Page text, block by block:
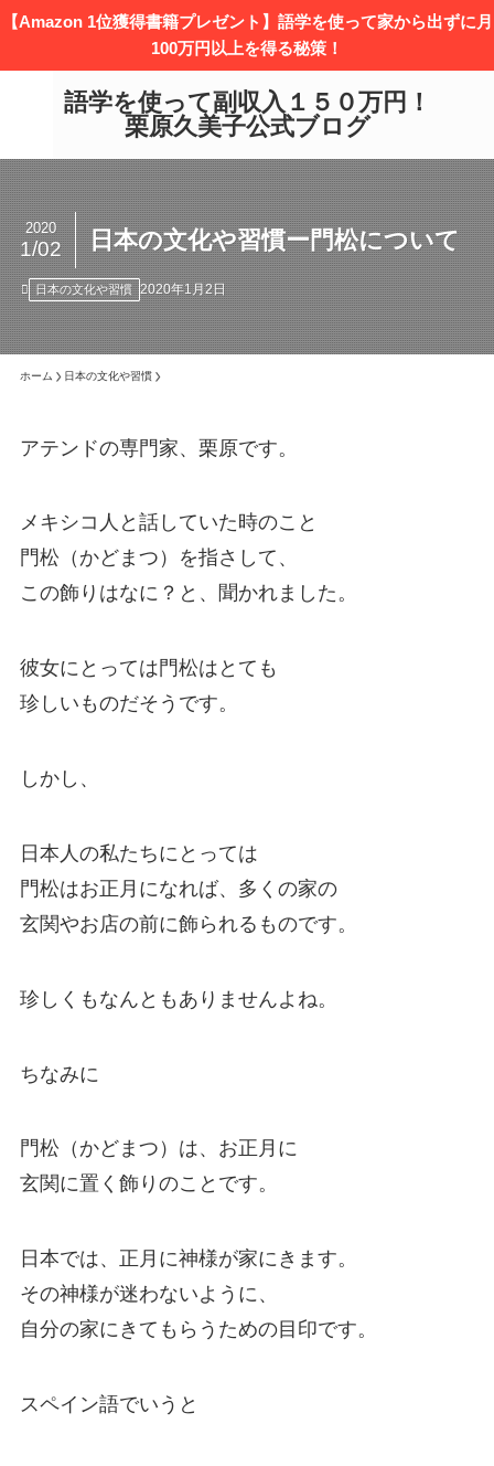
【Amazon 1位獲得書籍プレゼント】語学を使って家から出ずに月
100万円以上を得る秘策！
語学を使って副収入１５０万円！
栗原久美子公式ブログ
日本の文化や習慣ー門松について
2020
1/02
日本の文化や習慣 2020年1月2日
ホーム 日本の文化や習慣
アテンドの専門家、栗原です。
メキシコ人と話していた時のこと
門松（かどまつ）を指さして、
この飾りはなに？と、聞かれました。
彼女にとっては門松はとても
珍しいものだそうです。
しかし、
日本人の私たちにとっては
門松はお正月になれば、多くの家の
玄関やお店の前に飾られるものです。
珍しくもなんともありませんよね。
ちなみに
門松（かどまつ）は、お正月に
玄関に置く飾りのことです。
日本では、正月に神様が家にきます。
その神様が迷わないように、
自分の家にきてもらうための目印です。
スペイン語でいうと